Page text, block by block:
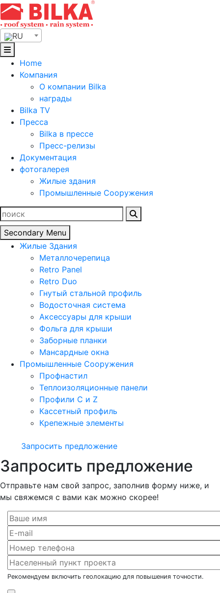
Skip
to
content
RU
Home
Компания
О компании Bilka
награды
Bilka TV
Пресса
Bilka в прессе
Пресс-релизы
Документация
фотогалерея
Жилые здания
Промышленные Сооружения
Найти:
Secondary Menu
Жилые Здания
Металлочерепица
Retro Panel
Retro Duo
Гнутый стальной профиль
Водосточная система
Аксессуары для крыши
Фольга для крыши
Заборные планки
Мансардные окна
Промышленные Сооружения
Профнастил
Теплоизоляционные панели
Профили C и Z
Кассетный профиль
Крепежные элементы
Запросить предложение
Запросить предложение
Отправьте нам свой запрос, заполнив форму ниже, и
мы свяжемся с вами как можно скорее!
Рекомендуем включить геолокацию для повышения точности.